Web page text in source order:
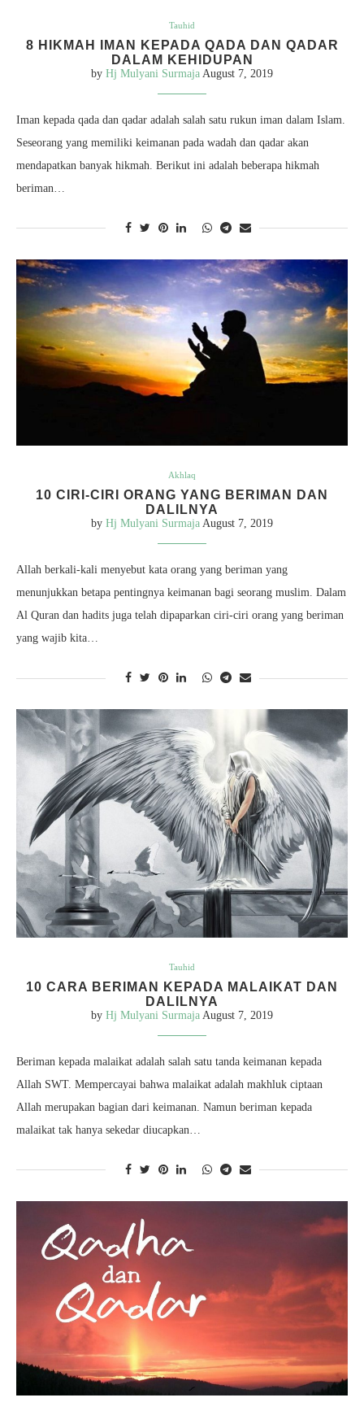
Tauhid
8 HIKMAH IMAN KEPADA QADA DAN QADAR
DALAM KEHIDUPAN
by Hj Mulyani Surmaja August 7, 2019
Iman kepada qada dan qadar adalah salah satu rukun iman dalam Islam.
Seseorang yang memiliki keimanan pada wadah dan qadar akan
mendapatkan banyak hikmah. Berikut ini adalah beberapa hikmah
beriman…
Akhlaq
10 CIRI-CIRI ORANG YANG BERIMAN DAN
DALILNYA
by Hj Mulyani Surmaja August 7, 2019
Allah berkali-kali menyebut kata orang yang beriman yang
menunjukkan betapa pentingnya keimanan bagi seorang muslim. Dalam
Al Quran dan hadits juga telah dipaparkan ciri-ciri orang yang beriman
yang wajib kita…
Tauhid
10 CARA BERIMAN KEPADA MALAIKAT DAN
DALILNYA
by Hj Mulyani Surmaja August 7, 2019
Beriman kepada malaikat adalah salah satu tanda keimanan kepada
Allah SWT. Mempercayai bahwa malaikat adalah makhluk ciptaan
Allah merupakan bagian dari keimanan. Namun beriman kepada
malaikat tak hanya sekedar diucapkan…